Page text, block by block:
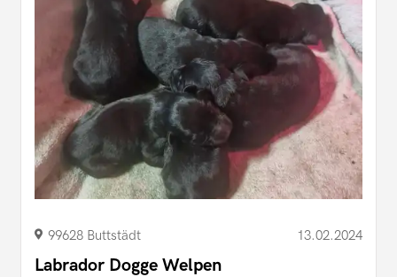
99628 Buttstädt 13.02.2024
Labrador Dogge Welpen